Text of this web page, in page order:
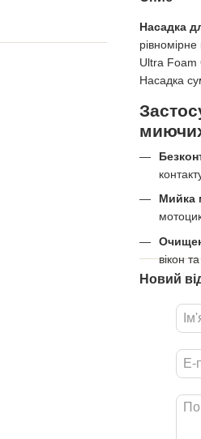
Насадка
Ultra Foam
Насадка
Мийка
вікон
Новий